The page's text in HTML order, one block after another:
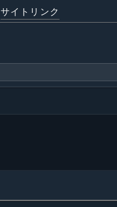
サイトリンク